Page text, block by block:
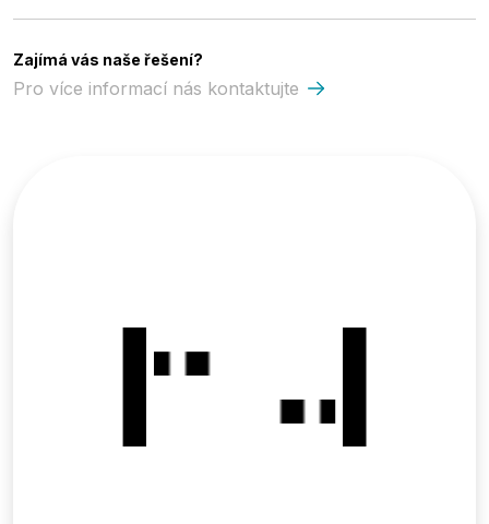
Zajímá vás naše řešení?
Pro více informací nás kontaktujte